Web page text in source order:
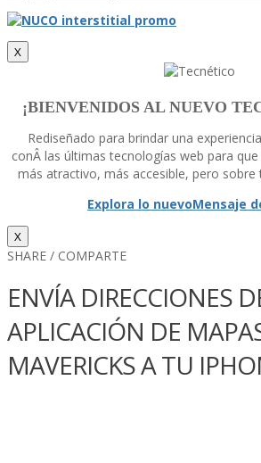
X
¡BIENVENIDOS AL NUEVO
Rediseñado para brindar una
conÂ las últimas tecnologí­as web para
más atractivo, más accesible, pero
Explora lo nuevoMensaje
X
SHARE / COMPARTE
ENVÍ­A DIRECCIONES
APLICACIÓN DE
MAVERICKS A TU